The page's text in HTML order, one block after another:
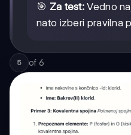
🎯 Za test: Vedno
nato izberi pravilna
5 of 6